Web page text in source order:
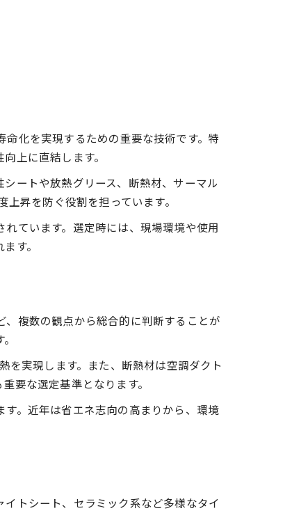
化を実現するための重要な技術です。特
上に直結します。
ートや放熱グリース、断熱材、サーマル
昇を防ぐ役割を担っています。
ています。選定時には、現場環境や使用
す。
複数の観点から総合的に判断することが
を実現します。また、断熱材は空調ダクト
要な選定基準となります。
。近年は省エネ志向の高まりから、環境
トシート、セラミック系など多様なタイ